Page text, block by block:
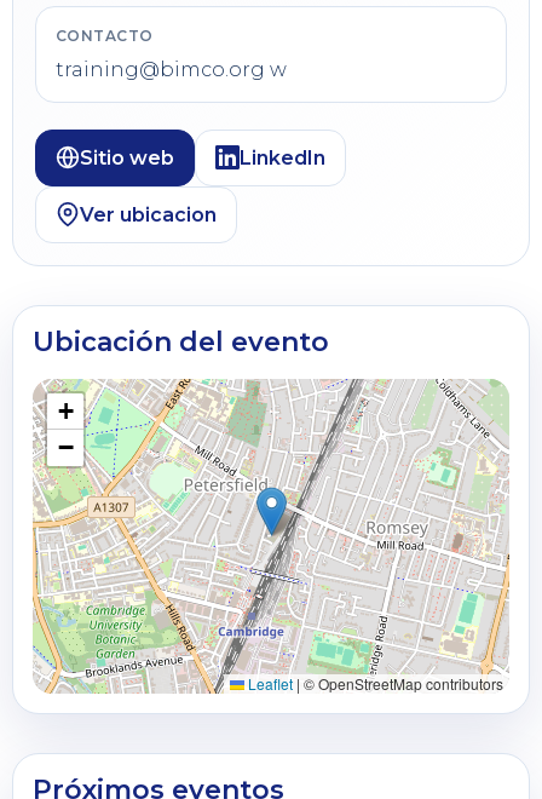
CONTACTO
training@bimco.org w
Sitio web LinkedIn
Ver ubicacion
Ubicación del evento
+
−
Leaflet | © OpenStreetMap contributors
Próximos eventos